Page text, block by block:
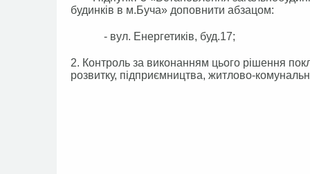
будинків в м.Буча» доповнити абзацом:
- вул. Енергетиків, буд.17;
2. Контроль за виконанням цього рішення
розвитку, підприємництва, житлово-